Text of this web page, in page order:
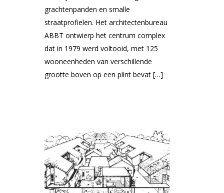
grachtenpanden en smalle
straatprofielen. Het architectenbureau
ABBT ontwierp het centrum complex
dat in 1979 werd voltooid, met 125
wooneenheden van verschillende
grootte boven op een plint bevat […]